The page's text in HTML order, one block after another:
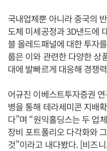
국내업체뿐 아니라 중국의
도체 미세공정과 3D낸드에
블 올레드패널에 대한 투자
룹은 이와 관련한 다양한 상
대에 발빠르게 대응해 경쟁
어규진 이베스트투자증권
병을 통해 테라세미콘 지배
다”며 “원익홀딩스는 두 업
장비 포트폴리오 다각화와
것”이라고 내다봤다. [비즈